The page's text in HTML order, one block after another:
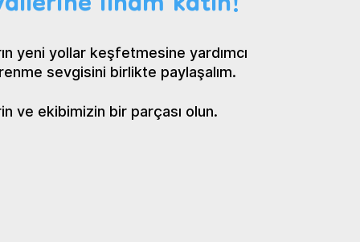
yeni yollar keşfetmesine yardımcı
sevgisini birlikte paylaşalım.
ve ekibimizin bir parçası olun.